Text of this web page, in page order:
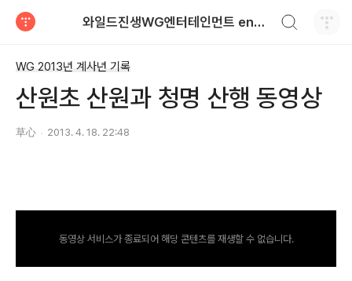
와일드진생WG엔터테인먼트 entertainment
WG 2013년 계사년 기록
산원초 산원과 청명 산행 동영상
草心 2013. 4. 18. 22:48
동영상 서비스가 종료되어 해당 콘텐츠를 재생할 수 없습니다.